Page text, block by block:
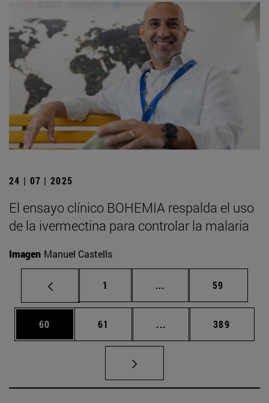
24 | 07 | 2025
El ensayo clínico BOHEMIA respalda el uso
de la ivermectina para controlar la malaria
Imagen Manuel Castells
Página
1 ... Páginas intermedias
Página
59
Página
60 Página
61 ... Páginas intermedias
Página
389